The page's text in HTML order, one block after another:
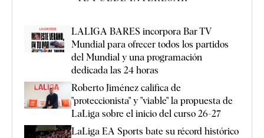
LALIGA BARES incorpora Bar TV
Mundial para ofrecer todos los partidos
del Mundial y una programación
dedicada las 24 horas
Roberto Jiménez califica de
"proteccionista" y "viable" la propuesta de
LaLiga sobre el inicio del curso 26-27
LaLiga EA Sports bate su récord histórico